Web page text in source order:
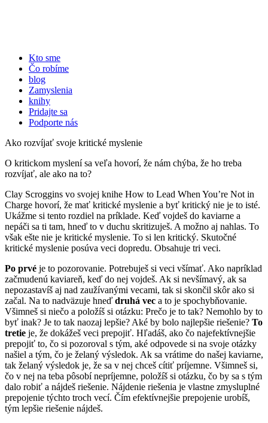
Kto sme
Čo robíme
blog
Zamyslenia
knihy
Pridajte sa
Podporte nás
Ako rozvíjať svoje kritické myslenie
O kritickom myslení sa veľa hovorí, že nám chýba, že ho treba
rozvíjať, ale ako na to?
Clay Scroggins vo svojej knihe How to Lead When You’re Not in
Charge hovorí, že mať kritické myslenie a byť kritický nie je to isté.
Ukážme si tento rozdiel na príklade. Keď vojdeš do kaviarne a
nepáči sa ti tam, hneď to v duchu skritizuješ. A možno aj nahlas. To
však ešte nie je kritické myslenie. To si len kritický. Skutočné
kritické myslenie posúva veci dopredu. Obsahuje tri veci.
Po prvé je to pozorovanie. Potrebuješ si veci všímať. Ako napríklad
začmudenú kaviareň, keď do nej vojdeš. Ak si nevšímavý, ak sa
nepozastavíš aj nad zaužívanými vecami, tak si skončil skôr ako si
začal. Na to nadväzuje hneď druhá vec a to je spochybňovanie.
Všimneš si niečo a položíš si otázku: Prečo je to tak? Nemohlo by to
byť inak? Je to tak naozaj lepšie? Aké by bolo najlepšie riešenie? To
tretie je, že dokážeš veci prepojiť. Hľadáš, ako čo najefektívnejšie
prepojiť to, čo si pozoroval s tým, aké odpovede si na svoje otázky
našiel a tým, čo je želaný výsledok. Ak sa vrátime do našej kaviarne,
tak želaný výsledok je, že sa v nej chceš cítiť príjemne. Všimneš si,
čo v nej na teba pôsobí nepríjemne, položíš si otázku, čo by sa s tým
dalo robiť a nájdeš riešenie. Nájdenie riešenia je vlastne zmysluplné
prepojenie týchto troch vecí. Čím efektívnejšie prepojenie urobíš,
tým lepšie riešenie nájdeš.